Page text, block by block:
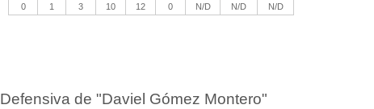
0
1 3 10 12 0 N/D N/D N/D
Defensiva de "Daviel Gómez Montero"